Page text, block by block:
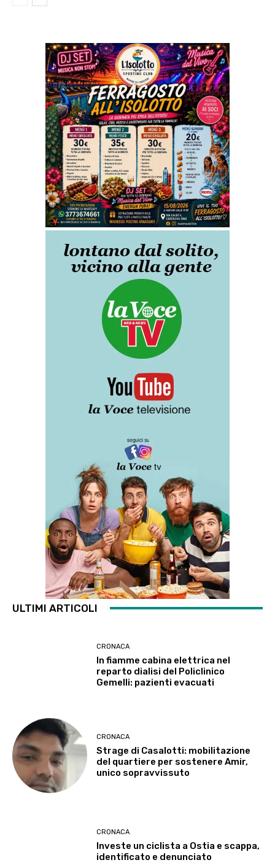
ULTIMI ARTICOLI
CRONACA
In fiamme cabina elettrica nel
reparto dialisi del Policlinico
Gemelli: pazienti evacuati
CRONACA
Strage di Casalotti: mobilitazione
del quartiere per sostenere Amir,
unico sopravvissuto
CRONACA
Investe un ciclista a Ostia e scappa,
identificato e denunciato